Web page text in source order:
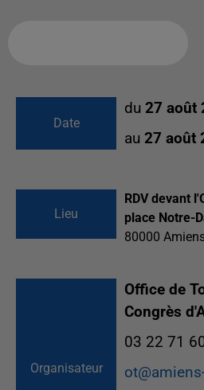
Date
du 27 août
au 27 août
Lieu
RDV devant
place Notre-
80000
Organisateur
Office de
Congrès
03 22 71